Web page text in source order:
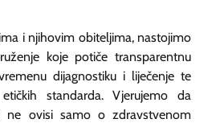
i njihovim obiteljima, nastojimo
koje potiče transparentnu
dijagnostiku i liječenje te
standarda. Vjerujemo da
ne ovisi samo o zdravstvenom